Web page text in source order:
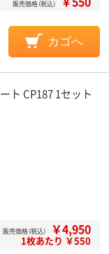
販売価格（税込）
カゴへ
ト CP187 1セット
販売価格（税込） ￥4,950
1枚あたり ￥550